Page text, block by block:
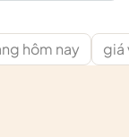
hôm nay giá